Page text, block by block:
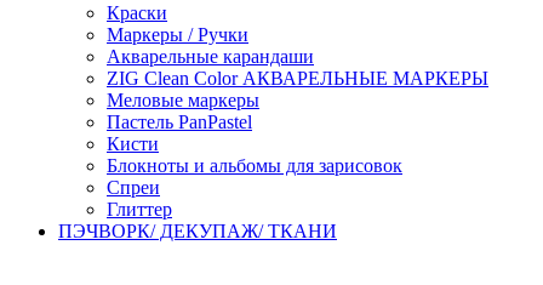
Краски
Маркеры / Ручки
Акварельные карандаши
ZIG Clean Color АКВАРЕЛЬНЫЕ МАРКЕРЫ
Меловые маркеры
Пастель PanPastel
Кисти
Блокноты и альбомы для зарисовок
Спреи
Глиттер
ПЭЧВОРК/ ДЕКУПАЖ/ ТКАНИ